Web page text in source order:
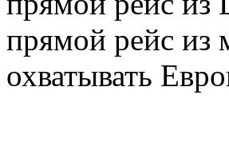
прямой рейс из
охватывать